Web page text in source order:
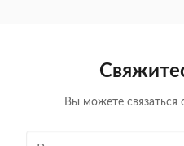
cleaner is ideal for cleaning
Вы можете